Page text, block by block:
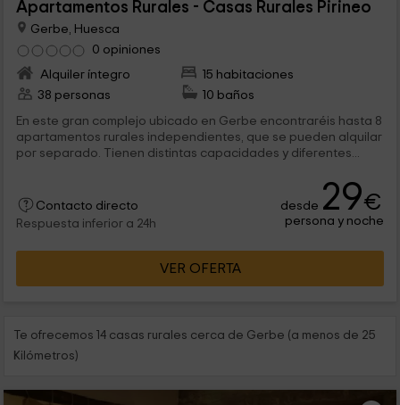
Apartamentos Rurales - Casas Rurales Pirineo
Gerbe, Huesca
0 opiniones
Alquiler íntegro
15 habitaciones
38 personas
10 baños
En este gran complejo ubicado en Gerbe encontraréis hasta 8
apartamentos rurales independientes, que se pueden alquilar
por separado. Tienen distintas capacidades y diferentes...
Contacto directo
Respuesta inferior a 24h
desde 29€
persona y noche
VER OFERTA
Te ofrecemos 14 casas rurales cerca de Gerbe (a menos de 25
Kilómetros)